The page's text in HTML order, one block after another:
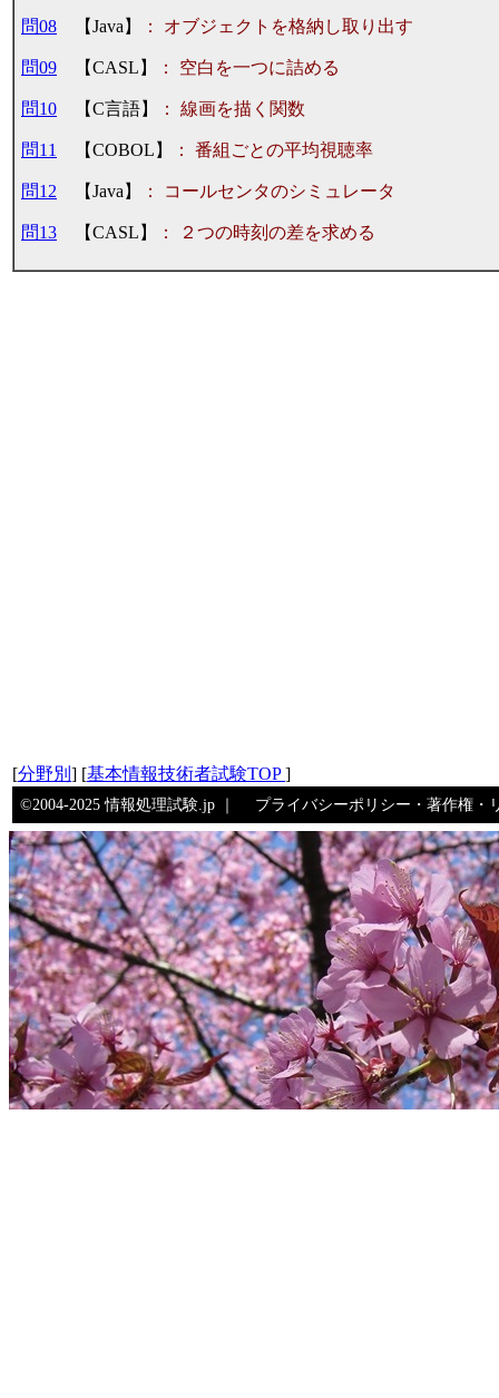
問08 【Java】 ： オブジェクトを格納し取り出す
問09 【CASL】 ： 空白を一つに詰める
問10 【C言語】 ： 線画を描く関数
問11 【COBOL】 ： 番組ごとの平均視聴率
問12 【Java】 ： コールセンタのシミュレータ
問13 【CASL】 ： ２つの時刻の差を求める
[分野別 ] [基本情報技術者試験TOP]
©2004-2025 情報処理試験.jp ｜ プライバシーポリシー・著作権・